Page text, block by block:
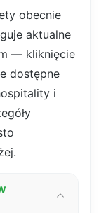
obecnie
aktualne
— kliknięcie
dostępne
i